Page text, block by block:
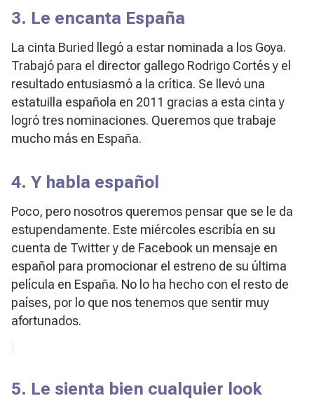
3. Le encanta España
La cinta Buried llegó a estar nominada a los Goya.
Trabajó para el director gallego Rodrigo Cortés y el
resultado entusiasmó a la crítica. Se llevó una
estatuilla española en 2011 gracias a esta cinta y
logró tres nominaciones. Queremos que trabaje
mucho más en España.
4. Y habla español
Poco, pero nosotros queremos pensar que se le da
estupendamente. Este miércoles escribía en su
cuenta de Twitter y de Facebook un mensaje en
español para promocionar el estreno de su última
película en España. No lo ha hecho con el resto de
países, por lo que nos tenemos que sentir muy
afortunados.
5. Le sienta bien cualquier look